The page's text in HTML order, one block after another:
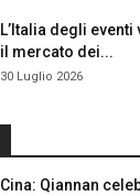
L’Italia degli
il mercato dei...
30 Luglio 2026
Cina: Qiannan